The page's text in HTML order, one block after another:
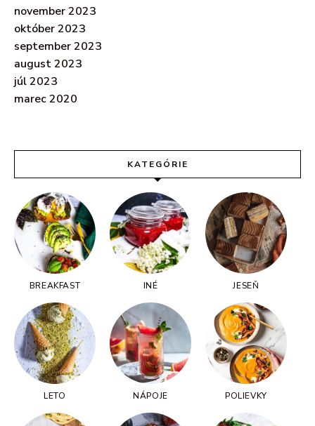
november 2023
október 2023
september 2023
august 2023
júl 2023
marec 2020
KATEGÓRIE
BREAKFAST INÉ JESEŇ
LETO NÁPOJE POLIEVKY